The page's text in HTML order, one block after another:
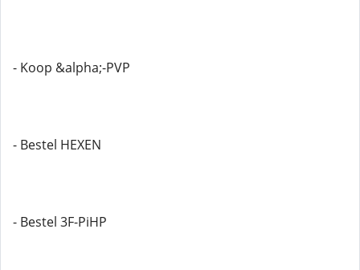
- Koop &alpha;-PVP
- Bestel HEXEN
- Bestel 3F-PiHP